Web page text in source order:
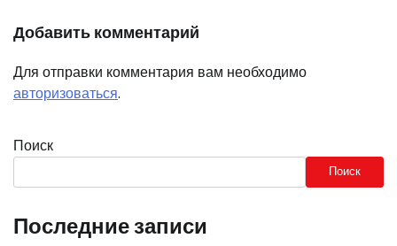
Добавить комментарий
Для отправки комментария вам необходимо
авторизоваться.
Поиск
Поиск
Последние записи